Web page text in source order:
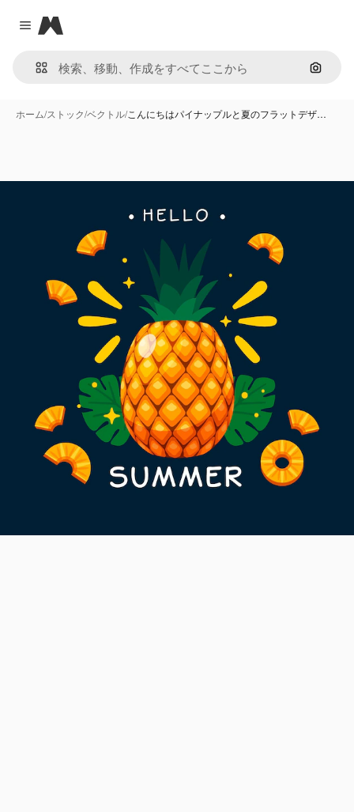
Close menu
Magnific
画像で
ホーム/ストック/ベクトル/こんにちはパイナップルと夏のフラットデザ…